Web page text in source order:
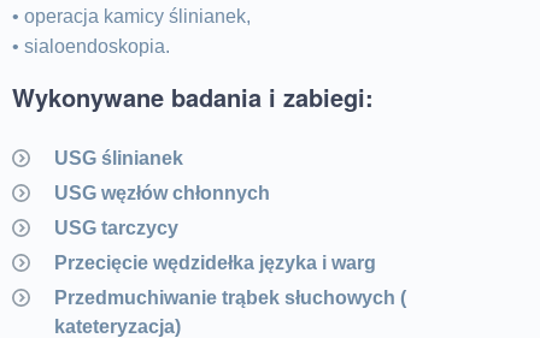
• operacja kamicy ślinianek,
• sialoendoskopia.
Wykonywane badania i zabiegi:
USG ślinianek
USG węzłów chłonnych
USG tarczycy
Przecięcie wędzidełka języka i warg
Przedmuchiwanie trąbek słuchowych (
kateteryzacja)